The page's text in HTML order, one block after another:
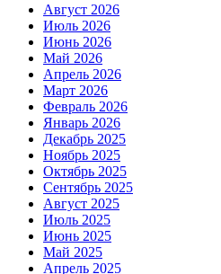
Август 2026
Июль 2026
Июнь 2026
Май 2026
Апрель 2026
Март 2026
Февраль 2026
Январь 2026
Декабрь 2025
Ноябрь 2025
Октябрь 2025
Сентябрь 2025
Август 2025
Июль 2025
Июнь 2025
Май 2025
Апрель 2025